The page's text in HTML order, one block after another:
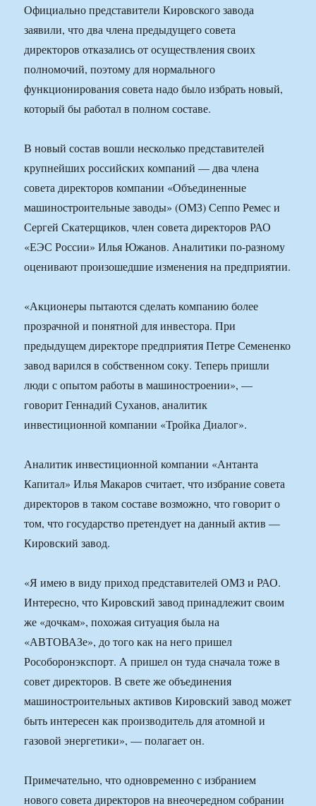
Официально представители Кировского завода
заявили, что два члена предыдущего совета
директоров отказались от осуществления своих
полномочий, поэтому для нормального
функционирования совета надо было избрать новый,
который бы работал в полном составе.
В новый состав вошли несколько представителей
крупнейших российских компаний — два члена
совета директоров компании «Объединенные
машиностроительные заводы» (ОМЗ) Сеппо Ремес и
Сергей Скатерщиков, член совета директоров РАО
«ЕЭС России» Илья Южанов. Аналитики по-разному
оценивают произошедшие изменения на предприятии.
«Акционеры пытаются сделать компанию более
прозрачной и понятной для инвестора. При
предыдущем директоре предприятия Петре Семененко
завод варился в собственном соку. Теперь пришли
люди с опытом работы в машиностроении», —
говорит Геннадий Суханов, аналитик
инвестиционной компании «Тройка Диалог».
Аналитик инвестиционной компании «Антанта
Капитал» Илья Макаров считает, что избрание совета
директоров в таком составе возможно, что говорит о
том, что государство претендует на данный актив —
Кировский завод.
«Я имею в виду приход представителей ОМЗ и РАО.
Интересно, что Кировский завод принадлежит своим
же «дочкам», похожая ситуация была на
«АВТОВАЗе», до того как на него пришел
Рособоронэкспорт. А пришел он туда сначала тоже в
совет директоров. В свете же объединения
машиностроительных активов Кировский завод может
быть интересен как производитель для атомной и
газовой энергетики», — полагает он.
Примечательно, что одновременно с избранием
нового совета директоров на внеочередном собрании